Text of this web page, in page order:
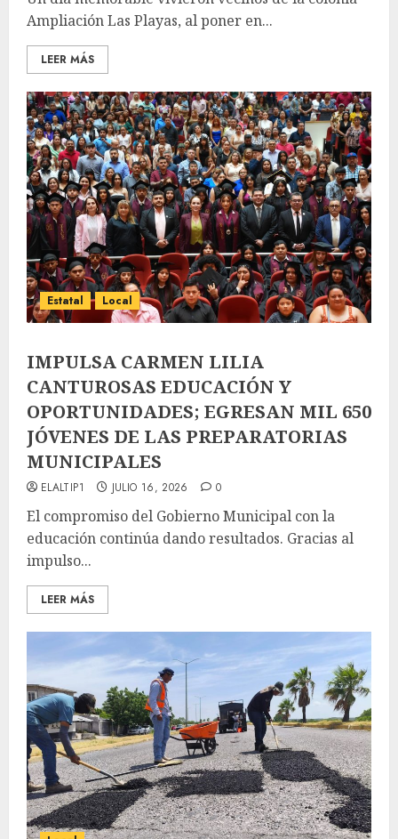
Ampliación Las Playas, al poner en...
LEER MÁS
Estatal Local
IMPULSA CARMEN LILIA
CANTUROSAS EDUCACIÓN Y
OPORTUNIDADES; EGRESAN MIL 650
JÓVENES DE LAS PREPARATORIAS
MUNICIPALES
ELALTIP1 JULIO 16, 2026 0
El compromiso del Gobierno Municipal con la
educación continúa dando resultados. Gracias al
impulso...
LEER MÁS